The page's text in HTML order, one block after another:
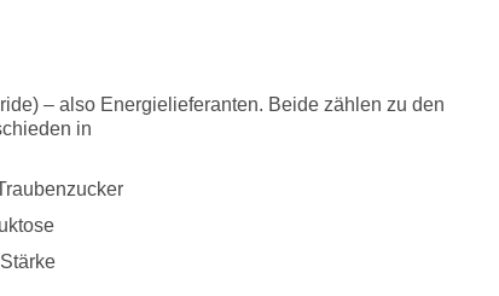
– also Energielieferanten. Beide zählen zu den
in